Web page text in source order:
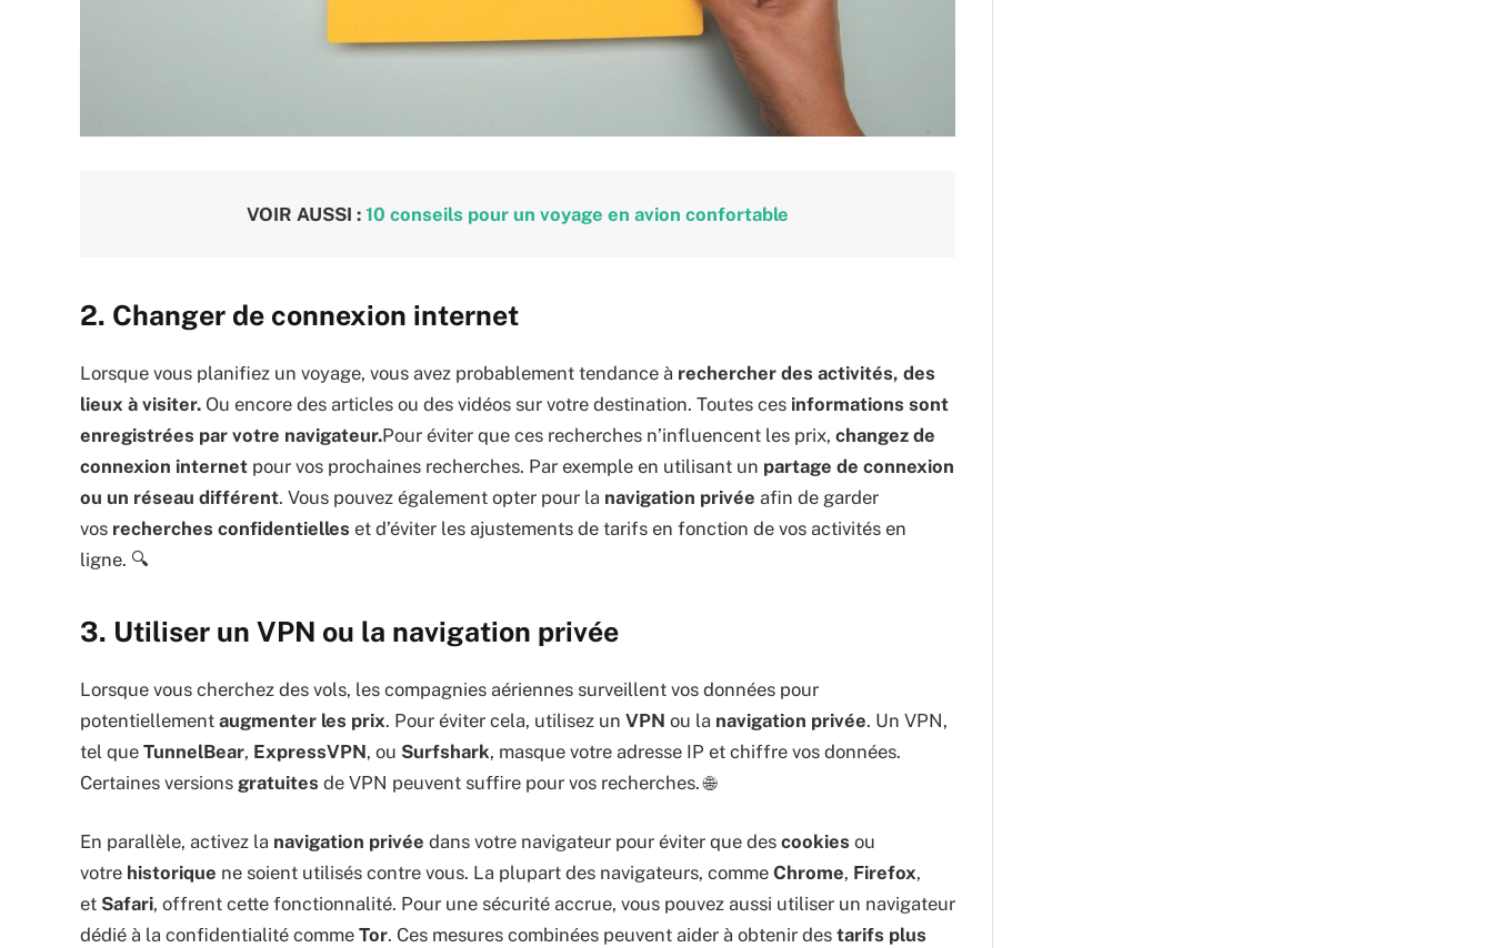
VOIR AUSSI : 10 conseils pour un voyage en avion confortable
2. Changer de connexion internet
Lorsque vous planifiez un voyage, vous avez probablement tendance à rechercher des activités, des
lieux à visiter. Ou encore des articles ou des vidéos sur votre destination. Toutes ces informations sont
enregistrées par votre navigateur.Pour éviter que ces recherches n’influencent les prix, changez de
connexion internet pour vos prochaines recherches. Par exemple en utilisant un partage de connexion
ou un réseau différent. Vous pouvez également opter pour la navigation privée afin de garder
vos recherches confidentielles et d’éviter les ajustements de tarifs en fonction de vos activités en
ligne. 🔍
3. Utiliser un VPN ou la navigation privée
Lorsque vous cherchez des vols, les compagnies aériennes surveillent vos données pour
potentiellement augmenter les prix. Pour éviter cela, utilisez un VPN ou la navigation privée. Un VPN,
tel que TunnelBear, ExpressVPN, ou Surfshark, masque votre adresse IP et chiffre vos données.
Certaines versions gratuites de VPN peuvent suffire pour vos recherches. 🌐
En parallèle, activez la navigation privée dans votre navigateur pour éviter que des cookies ou
votre historique ne soient utilisés contre vous. La plupart des navigateurs, comme Chrome, Firefox,
et Safari, offrent cette fonctionnalité. Pour une sécurité accrue, vous pouvez aussi utiliser un navigateur
dédié à la confidentialité comme Tor. Ces mesures combinées peuvent aider à obtenir des tarifs plus